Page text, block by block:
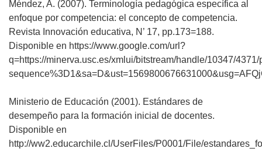
Méndez, A. (2007). Terminología pedagógica específica al
enfoque por competencia: el concepto de competencia.
Revista Innovación educativa, N’ 17, pp.173=188.
Disponible en https://www.google.com/url?
q=https://minerva.usc.es/xmlui/bitstream/handle/10347/
Ministerio de Educación (2001). Estándares de
desempeño para la formación inicial de docentes.
Disponible en
http://ww2.educarchile.cl/UserFiles/P0001/File/